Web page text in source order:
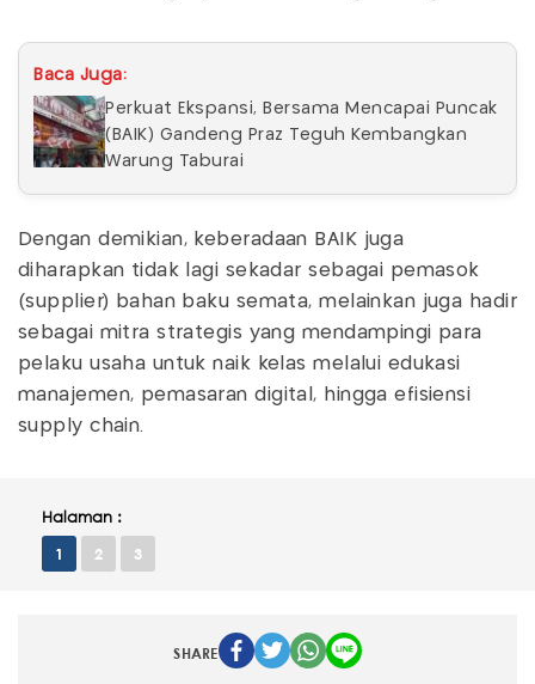
Baca Juga:
Perkuat Ekspansi, Bersama Mencapai Puncak
(BAIK) Gandeng Praz Teguh Kembangkan
Warung Taburai
Dengan demikian, keberadaan BAIK juga
diharapkan tidak lagi sekadar sebagai pemasok
(supplier) bahan baku semata, melainkan juga hadir
sebagai mitra strategis yang mendampingi para
pelaku usaha untuk naik kelas melalui edukasi
manajemen, pemasaran digital, hingga efisiensi
supply chain.
Halaman :
1 2 3
SHARE